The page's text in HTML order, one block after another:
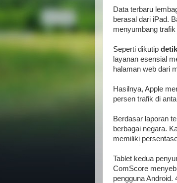
Data terbaru
berasal dari iPad.
menyumbang
Seperti dikutip
layanan esensial
halaman web dari
Hasilnya, Apple
persen trafik di
Berdasar laporan
berbagai negara.
memiliki
Tablet kedua
ComScore
pengguna Android.
ALLAh S.W.T | My Lovely | dopunk | N4is3n |